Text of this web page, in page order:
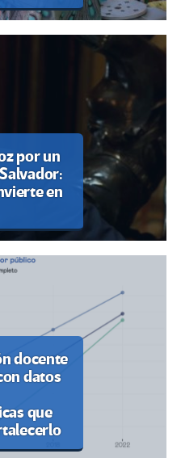
por un
en
docente
datos
que